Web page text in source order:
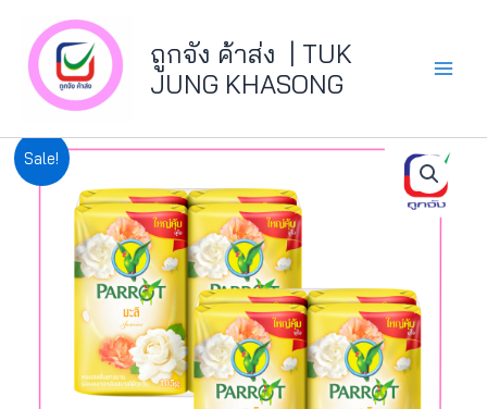
content
ถูกจัง ค้าส่ง | TUK
JUNG KHASONG
Menu
Sale!
Original
price
was:
฿49.00.
Current
price
is:
฿44.10.
จำนวน
นก
แก้ว
105ก.XP4กลิ่น